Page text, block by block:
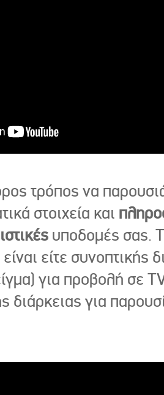
τρόπος να
στοιχεία και
υποδομές σας.
είτε συνοπτικής
για προβολή σε
διάρκειας για